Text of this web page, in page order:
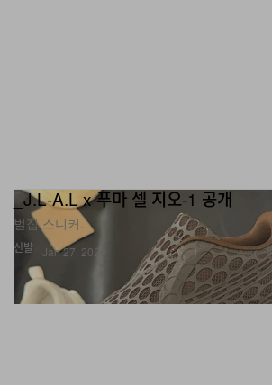
신발
_J.L‑A.L x 푸마 셀 지오-1 공개
벌집 스니커.
Jan 27, 2026